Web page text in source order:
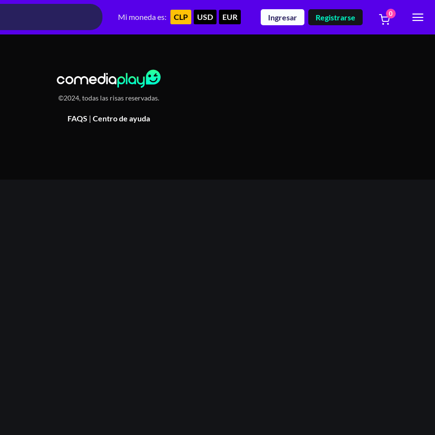
Mi moneda es: CLP USD EUR Ingresar Registrarse 0
Ñuñoa, Chile
©2024, todas las risas reservadas.
FAQS | Centro de ayuda